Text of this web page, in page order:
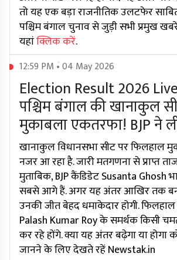
तो यह एक बड़ा राजनीतिक उलटफेर
पश्चिम बंगाल चुनाव से जुड़ी सभी प्रमुख
यहांक्लिक करें.
12:59 PM • 04 May 2026
Election Result 2026
पश्चिम बंगाल की खानाकुल
मुकाबला एकतरफा! BJP ने
खानाकुल विधानसभा सीट पर फिलहाल
नजर आ रहा है. जारी मतगणना से प्राप्त
मुताबिक, BJP कैंडिडेट Susanta Ghosh
सबसे आगे हैं. अगर यह अंतर आखिर तक
उनकी जीत बेहद धमाकेदार होगी. फिलहाल
Palash Kumar Roy के समर्थक किसी
कर रहे होंगे. क्या यह अंतर बढ़ेगा या होगा
जानने के लिए देखते रहें Newstak.in